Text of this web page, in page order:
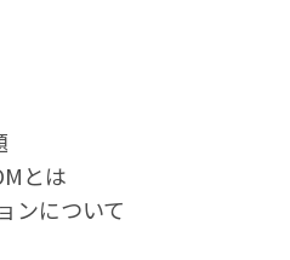
とは
ンについて